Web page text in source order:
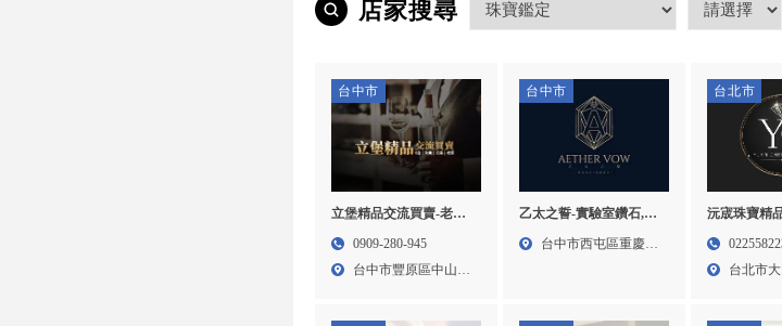
店家搜尋
台中市
立堡精品交流買賣-老酒
收購,老酒買賣,台中老酒
0909-280-945
台中市豐原區中山路
台中市
乙太之誓-實驗室鑽石,婚
戒,飾品,冠軍戒指
台中市西屯區重慶路
台北市
沅宬珠寶精
手精品店,台
台北市大